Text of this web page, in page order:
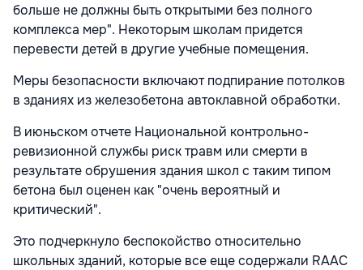
больше не должны быть открытыми без полного
комплекса мер". Некоторым школам придется
перевести детей в другие учебные помещения.
Меры безопасности включают подпирание потолков
в зданиях из железобетона автоклавной обработки.
В июньском отчете Национальной контрольно-
ревизионной службы риск травм или смерти в
результате обрушения здания школ с таким типом
бетона был оценен как "очень вероятный и
критический".
Это подчеркнуло беспокойство относительно
школьных зданий, которые все еще содержали RAAC